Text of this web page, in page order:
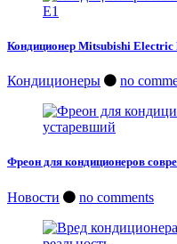
Кондиционер Mitsubishi
Кондиционеры no
Фреон для кондиционеров
Новости no comments